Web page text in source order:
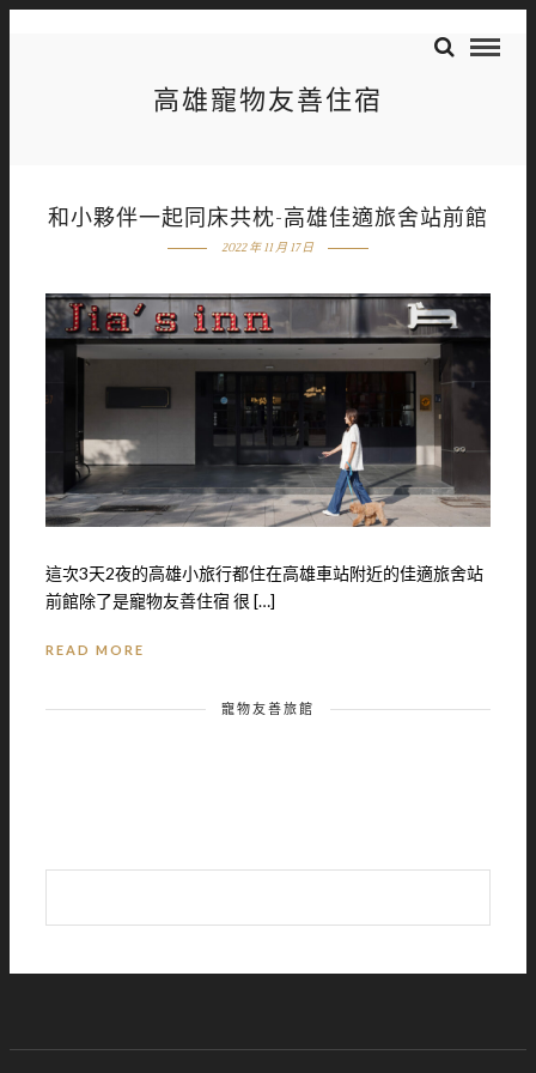
高雄寵物友善住宿
和小夥伴一起同床共枕-高雄佳適旅舍站前館
2022 年 11 月 17 日
這次3天2夜的高雄小旅行都住在高雄車站附近的佳適旅舍站
前館除了是寵物友善住宿 很 […]
READ MORE
寵物友善旅館